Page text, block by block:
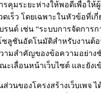
รคุมระยะห่างให้พอดีเพื่อให้
ดเร็ว โดยเฉพาะในหัวข้อที่เ
รนด์ เช่น “ระบบการจัดการ
ซลูชันอัตโนมัติสำหรับงานต้
ามสำคัญของข้อความอย่าง
ะเลื่อนหน้าเว็บไซต์ และยังเ
ส่วนของโครงสร้างเว็บเพจ